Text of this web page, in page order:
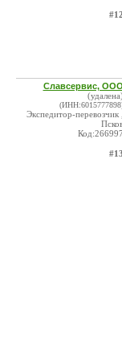
#12
Славсервис, ООО
Экспедитор-перевозчик ,
Код:266997
#13